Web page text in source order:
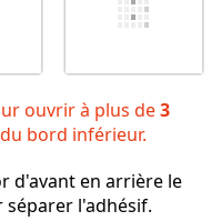
ouvrir à plus de3
bord inférieur.
d'avant en arrière le
l'adhésif.